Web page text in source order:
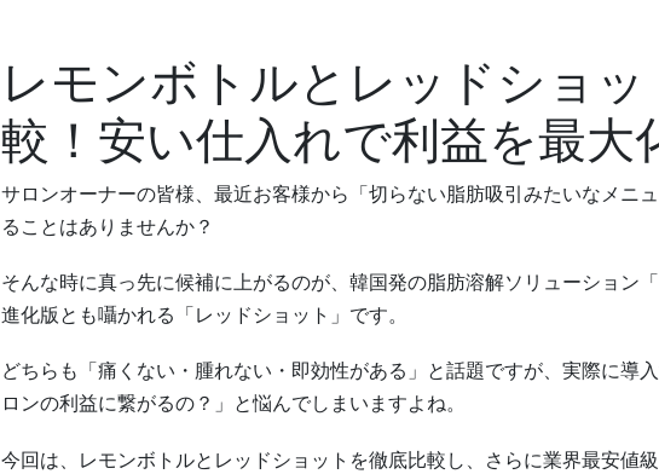
レモンボトルとレッドショ
較！安い仕入れで利益を最大
サロンオーナーの皆様、最近お客様から「切らない脂肪吸引みたいなメニ
ることはありませんか？
そんな時に真っ先に候補に上がるのが、韓国発の脂肪溶解ソリューション
進化版とも囁かれる「レッドショット」です。
どちらも「痛くない・腫れない・即効性がある」と話題ですが、実際に導
ロンの利益に繋がるの？」と悩んでしまいますよね。
今回は、レモンボトルとレッドショットを徹底比較し、さらに業界最安値